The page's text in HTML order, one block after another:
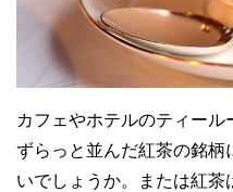
カフェやホテルのティー
ずらっと並んだ紅茶の銘柄
いでしょうか。または紅